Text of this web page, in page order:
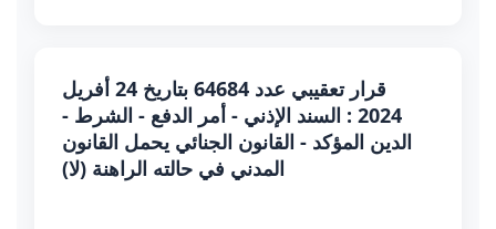
قرار تعقيبي عدد 64684 بتاريخ 24 أفريل
2024 : السند الإذني - أمر الدفع - الشرط -
الدين المؤكد - القانون الجنائي يحمل القانون
المدني في حالته الراهنة (لا)